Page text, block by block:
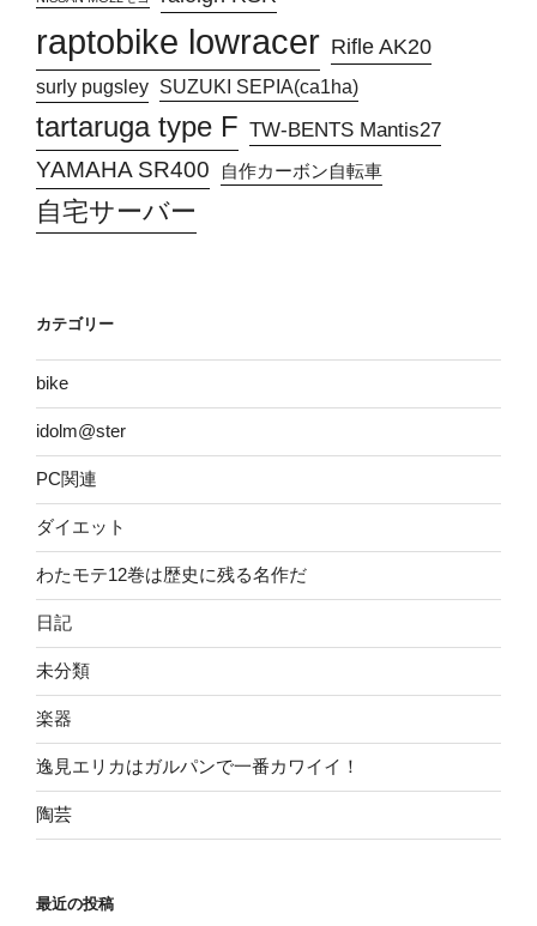
raptobike lowracer Rifle AK20
surly pugsley SUZUKI SEPIA(ca1ha)
tartaruga type F TW-BENTS Mantis27
YAMAHA SR400 自作カーボン自転車
自宅サーバー
カテゴリー
bike
idolm@ster
PC関連
ダイエット
わたモテ12巻は歴史に残る名作だ
日記
未分類
楽器
逸見エリカはガルパンで一番カワイイ！
陶芸
最近の投稿